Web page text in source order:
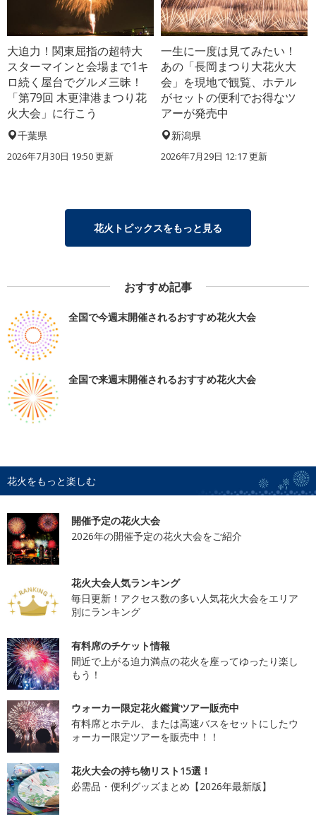
大迫力！関東屈指の超特大
スターマインと会場まで1キ
ロ続く屋台でグルメ三昧！
「第79回 木更津港まつり花
火大会」に行こう
千葉県
2026年7月30日 19:50 更新
一生に一度は見てみたい！
あの「長岡まつり大花火大
会」を現地で観覧、ホテル
がセットの便利でお得なツ
アーが発売中
新潟県
2026年7月29日 12:17 更新
花火トピックスをもっと見る
おすすめ記事
全国で今週末開催されるおすすめ花火大会
全国で来週末開催されるおすすめ花火大会
花火をもっと楽しむ
開催予定の花火大会
2026年の開催予定の花火大会をご紹介
花火大会人気ランキング
毎日更新！アクセス数の多い人気花火大会をエリア
別にランキング
有料席のチケット情報
間近で上がる迫力満点の花火を座ってゆったり楽し
もう！
ウォーカー限定花火鑑賞ツアー販売中
有料席とホテル、または高速バスをセットにしたウ
ォーカー限定ツアーを販売中！！
花火大会の持ち物リスト15選！
必需品・便利グッズまとめ【2026年最新版】